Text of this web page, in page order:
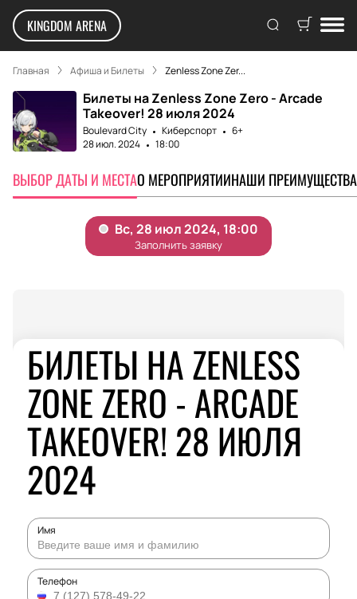
KINGDOM ARENA
Главная Афиша и Билеты Zenless Zone Zer...
Билеты на Zenless Zone Zero - Arcade
Takeover! 28 июля 2024
Boulevard City Киберспорт
6+
28 июл. 2024
18:00
ВЫБОР ДАТЫ И МЕСТАО МЕРОПРИЯТИИНАШИ ПРЕИМУЩЕСТВА
БИЛЕТЫ НА ZENLESS
ZONE ZERO - ARCADE
TAKEOVER! 28 ИЮЛЯ
2024
Имя
Телефон